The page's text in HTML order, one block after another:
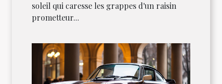
soleil qui caresse les grappes d'un raisin
prometteur...